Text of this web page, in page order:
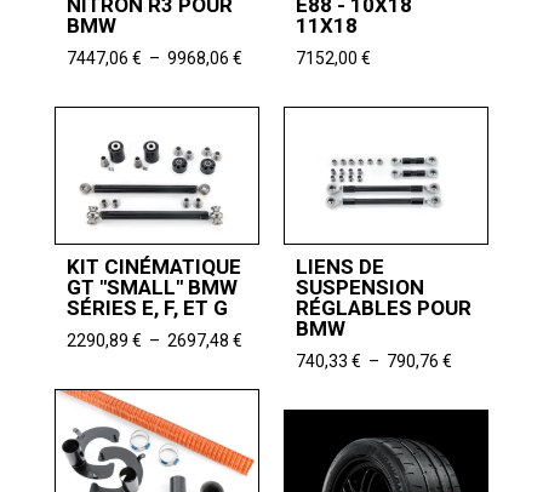
NITRON R3 POUR
BMW
7447,06 € – 9968,06 €Plage
prix :
E88 - 10X18
11X18
7152,00 €
KIT CINÉMATIQUE
GT "SMALL" BMW
SÉRIES E, F, ET G
2290,89 € – 2697,48 €Plage
prix :
2290,89 €
2697,48 €
LIENS DE
SUSPENSION
RÉGLABLES POUR
BMW
740,33 € – 790,76 €Plage
prix :
790,76 €